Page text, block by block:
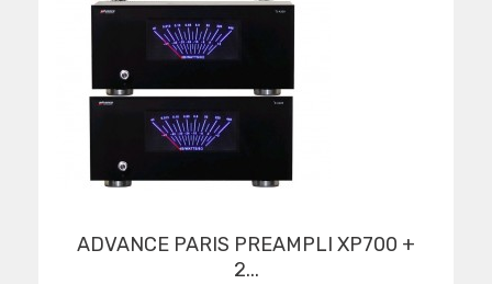
ADVANCE PARIS PREAMPLI XP700 +
2...